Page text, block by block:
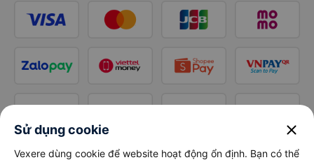
Sử dụng cookie close
Vexere dùng cookie để website hoạt động ổn định. Bạn có thể